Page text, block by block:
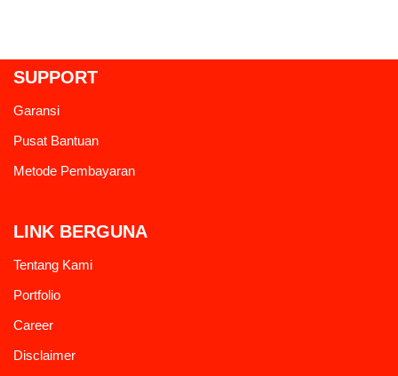
SUPPORT
Garansi
Pusat Bantuan
Metode Pembayaran
LINK BERGUNA
Tentang Kami
Portfolio
Career
Disclaimer